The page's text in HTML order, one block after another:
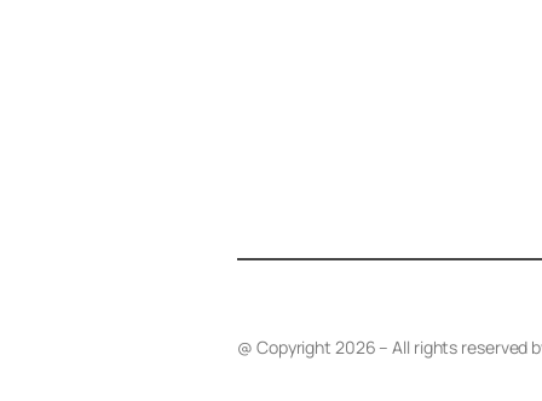
@ Copyright 2026 – All rights reserved